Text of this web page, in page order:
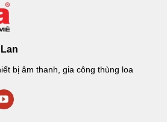
bị âm thanh, gia công thùng loa